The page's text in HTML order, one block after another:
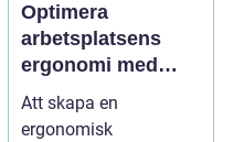
Optimera
arbetsplatsens
ergonomi med
balansblock
Att skapa en
ergonomisk